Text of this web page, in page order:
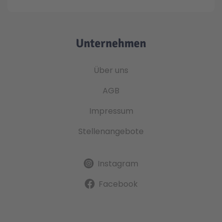
Unternehmen
Über uns
AGB
Impressum
Stellenangebote
Instagram
Facebook